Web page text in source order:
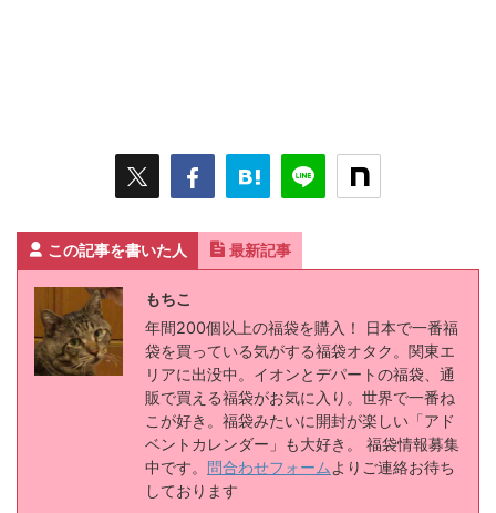
この記事を書いた人 最新記事
もちこ
年間200個以上の福袋を購入！ 日本で一番福
袋を買っている気がする福袋オタク。関東エ
リアに出没中。イオンとデパートの福袋、通
販で買える福袋がお気に入り。世界で一番ね
こが好き。福袋みたいに開封が楽しい「アド
ベントカレンダー」も大好き。 福袋情報募集
中です。 問合わせフォーム よりご連絡お待ち
しております